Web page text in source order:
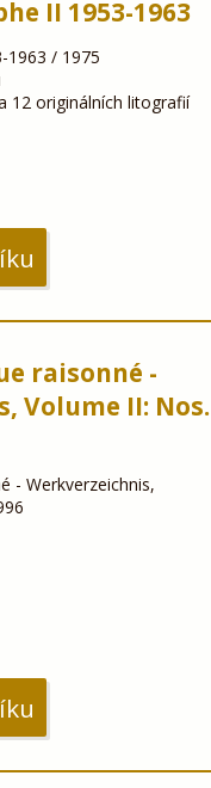
II 1953-1963
1963 / 1975
12 originálních litografií
raisonné -
Volume II: Nos.
- Werkverzeichnis,